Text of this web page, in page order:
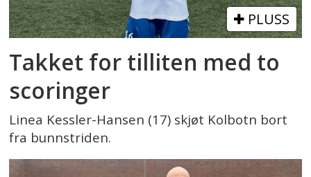
PLUSS
Takket for tilliten med to
scoringer
Linea Kessler-Hansen (17) skjøt Kolbotn bort
fra bunnstriden.